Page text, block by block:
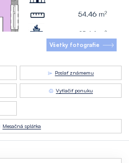
Všetky fotografie
Poslať známemu
Vytlačiť ponuku
Mesačná splátka